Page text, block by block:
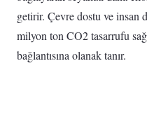
getirir. Çevre dostu ve insan
milyon ton CO2 tasarrufu
bağlantısına olanak tanır.